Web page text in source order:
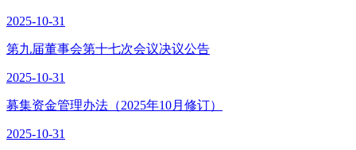
2025-10-31
第九届董事会第十七次会议决议公告
2025-10-31
募集资金管理办法（2025年10月修订）
2025-10-31